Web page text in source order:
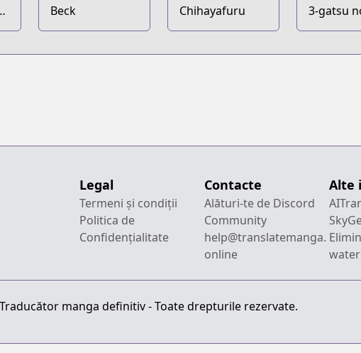
Beck Chihayafuru 3-gatsu
Legal
Termeni și condiții
Politica de
Confidențialitate
Contacte
Alături-te de Discord
Community
help@translatemanga.
online
Alte
manga definitiv - Toate drepturile rezervate.